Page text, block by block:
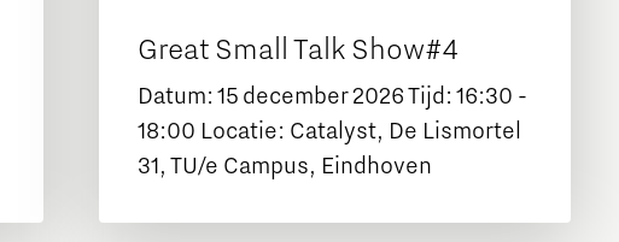
Great Small Talk Show#4
Datum: 15 december 2026 Tijd: 16:30 -
18:00 Locatie: Catalyst, De Lismortel
31, TU/e Campus, Eindhoven